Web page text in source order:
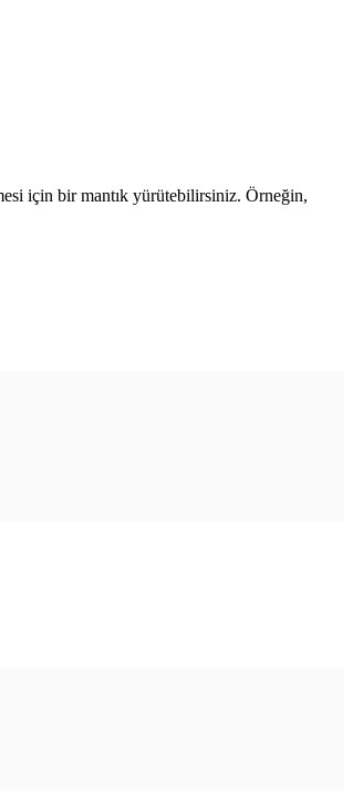
için bir mantık yürütebilirsiniz. Örneğin,